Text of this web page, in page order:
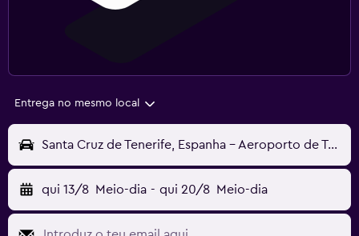
Entrega no mesmo local
Santa Cruz de Tenerife, Espanha - Aeroporto de Tenerife Norte (TFN)
qui 13/8 Meio-dia - qui 20/8 Meio-dia